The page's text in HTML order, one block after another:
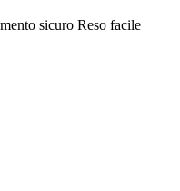
sicuro Reso facile